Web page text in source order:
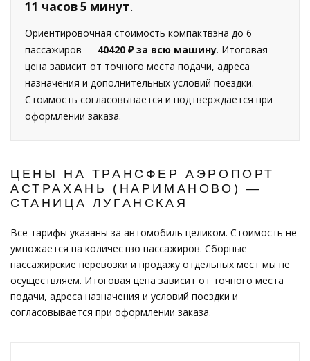
11 часов 5 минут.
Ориентировочная стоимость компактвэна до 6
пассажиров — 40420 ₽ за всю машину. Итоговая
цена зависит от точного места подачи, адреса
назначения и дополнительных условий поездки.
Стоимость согласовывается и подтверждается при
оформлении заказа.
ЦЕНЫ НА ТРАНСФЕР АЭРОПОРТ
АСТРАХАНЬ (НАРИМАНОВО) —
СТАНИЦА ЛУГАНСКАЯ
Все тарифы указаны за автомобиль целиком. Стоимость не
умножается на количество пассажиров. Сборные
пассажирские перевозки и продажу отдельных мест мы не
осуществляем. Итоговая цена зависит от точного места
подачи, адреса назначения и условий поездки и
согласовывается при оформлении заказа.